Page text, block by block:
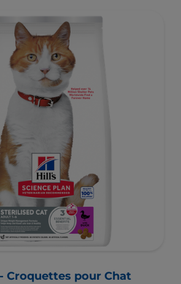
Croquettes pour Chat